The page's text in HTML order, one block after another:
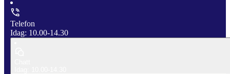
Telefon
Idag: 10.00-14.30